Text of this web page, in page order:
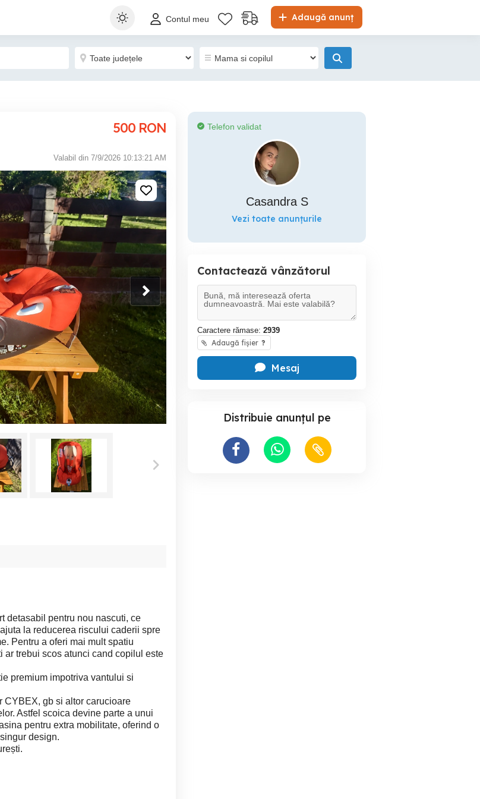
Adaugă anunț
Contul meu
500 RON
Valabil din 7/9/2026 10:13:21 AM
detasabil pentru nou nascuti, ce
la reducerea riscului caderii spre
Pentru a oferi mai mult spatiu
trebui scos atunci cand copilul este
premium impotriva vantului si
CYBEX, gb si altor carucioare
Astfel scoica devine parte a unui
pentru extra mobilitate, oferind o
design.
Telefon validat
Casandra S
Vezi toate anunțurile
Contactează vânzătorul
Caractere rămase: 2939
Adaugă fișier ?
Mesaj
Distribuie anunțul pe